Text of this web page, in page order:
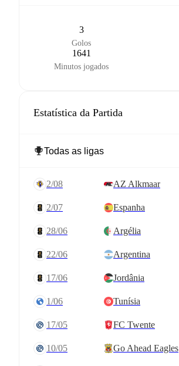
3
Golos
1641
Minutos jogados
Estatística da Partida
2/08 AZ Alkmaar
2/07 Espanha
28/06 Argélia
22/06 Argentina
17/06 Jordânia
1/06 Tunísia
17/05 FC Twente
10/05 Go Ahead Eagles